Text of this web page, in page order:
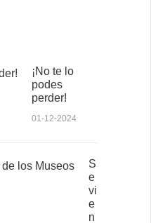
¡No te lo
podes
perder!
01-12-2024
S
e
vi
e
n